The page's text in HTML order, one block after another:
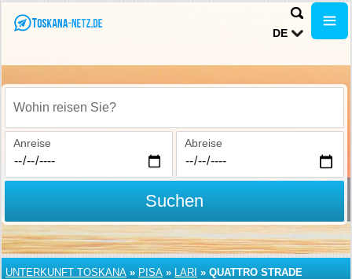
DE
Wohin reisen Sie?
Anreise Abreise
Suchen
UNTERKUNFT TOSKANA » PISA » LARI » QUATTRO STRADE